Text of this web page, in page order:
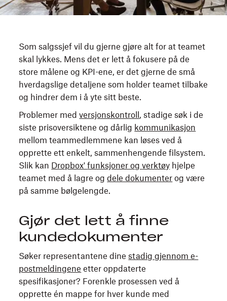
Som salgssjef vil du gjerne gjøre alt for at teamet
skal lykkes. Mens det er lett å fokusere på de
store målene og KPI-ene, er det gjerne de små
hverdagslige detaljene som holder teamet tilbake
og hindrer dem i å yte sitt beste.
Problemer medversjonskontroll , stadige søk i de
siste prisoversiktene og dårlig kommunikasjon
mellom teammedlemmene kan løses ved å
opprette ett enkelt, sammenhengende filsystem.
Slik kan Dropbox'funksjoner ogverktøy hjelpe
teamet med å lagre ogdele dokumenter og være
på samme bølgelengde.
Gjør det lett å finne
kundedokumenter
Søker representantene dinestadig gjennom e-
postmeldingene etter oppdaterte
spesifikasjoner? Forenkle prosessen ved å
opprette én mappe for hver kunde med